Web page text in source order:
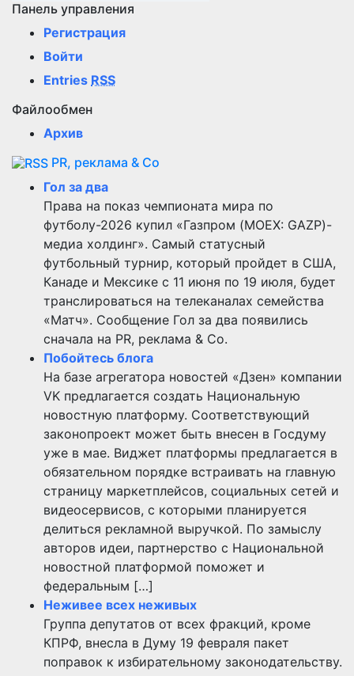
Панель управления
Регистрация
Войти
Entries RSS
Файлообмен
Архив
PR, реклама & Co
Гол за два
Права на показ чемпионата мира по
футболу-2026 купил «Газпром (MOEX: GAZP)-
медиа холдинг». Самый статусный
футбольный турнир, который пройдет в США,
Канаде и Мексике с 11 июня по 19 июля, будет
транслироваться на телеканалах семейства
«Матч». Сообщение Гол за два появились
сначала на PR, реклама & Co.
Побойтесь блога
На базе агрегатора новостей «Дзен» компании
VK предлагается создать Национальную
новостную платформу. Соответствующий
законопроект может быть внесен в Госдуму
уже в мае. Виджет платформы предлагается в
обязательном порядке встраивать на главную
страницу маркетплейсов, социальных сетей и
видеосервисов, с которыми планируется
делиться рекламной выручкой. По замыслу
авторов идеи, партнерство с Национальной
новостной платформой поможет и
федеральным […]
Неживее всех неживых
Группа депутатов от всех фракций, кроме
КПРФ, внесла в Думу 19 февраля пакет
поправок к избирательному законодательству.